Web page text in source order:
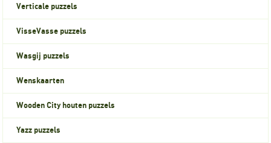
Verticale puzzels
VisseVasse puzzels
Wasgij puzzels
Wenskaarten
Wooden City houten puzzels
Yazz puzzels